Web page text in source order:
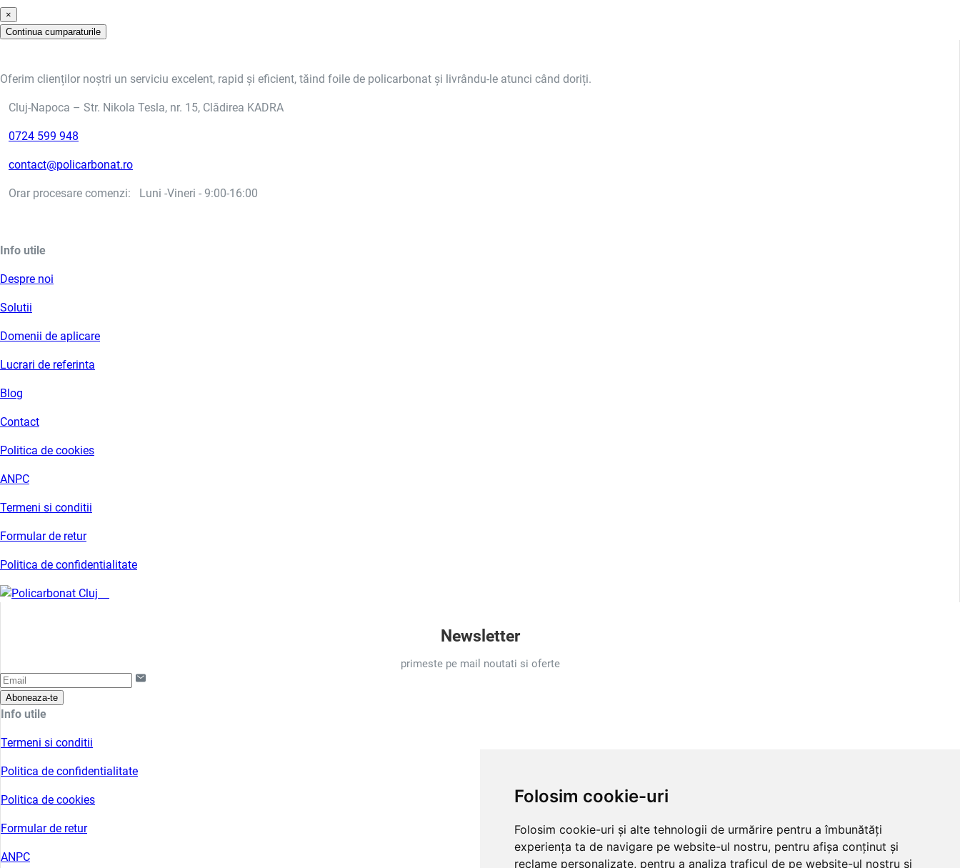
Folosim cookie-uri
Folosim cookie-uri și alte tehnologii de urmărire pentru a îmbunătăți
experiența ta de navigare pe website-ul nostru, pentru afișa conținut și
reclame personalizate, pentru a analiza traficul de pe website-ul nostru și
×
Continua cumparaturile
Oferim clienților noștri un serviciu excelent, rapid și eficient, tăind foile de policarbonat și livrându-le atunci când doriți.
Cluj-Napoca – Str. Nikola Tesla, nr. 15, Clădirea KADRA
0724 599 948
contact@policarbonat.ro
Orar procesare comenzi: Luni -Vineri - 9:00-16:00
Info utile
Despre noi
Solutii
Domenii de aplicare
Lucrari de referinta
Blog
Contact
Politica de cookies
ANPC
Termeni si conditii
Formular de retur
Politica de confidentialitate
Newsletter
primeste pe mail noutati si oferte
Aboneaza-te
Info utile
Termeni si conditii
Politica de confidentialitate
Politica de cookies
Formular de retur
ANPC